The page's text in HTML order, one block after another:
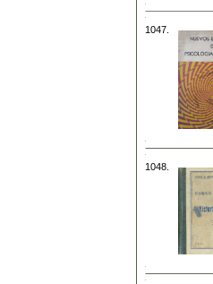
1047.
1048.